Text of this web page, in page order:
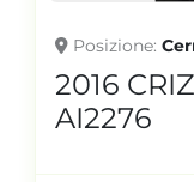
Posizione
2016
AI2276